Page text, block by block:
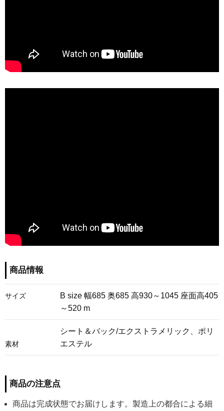
商品情報
サイズ
B size 幅685 奥685 高930～1045 座面高405
～520 m
素材
シート＆バック/エクストラメリック、ポリ
エステル
商品の注意点
商品は完成状態でお届けします。製造上の都合による細